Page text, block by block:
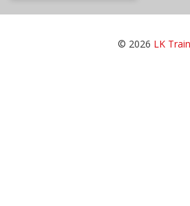
© 2026 LK Train